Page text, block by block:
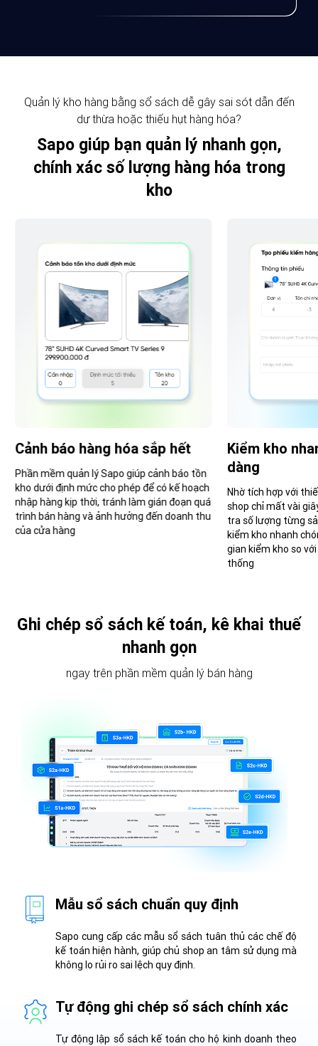
Quản lý kho hàng bằng sổ sách dễ gây sai sót dẫn đến
dư thừa hoặc thiếu hụt hàng hóa?
Sapo giúp bạn quản lý nhanh gọn,
chính xác số lượng hàng hóa trong
kho
Cảnh báo hàng hóa sắp hết
Phần mềm quản lý Sapo giúp cảnh báo tồn
kho dưới định mức cho phép để có kế hoạch
nhập hàng kịp thời, tránh làm gián đoạn quá
trình bán hàng và ảnh hưởng đến doanh thu
của cửa hàng
Kiểm kho
dàng
Nhờ tích hợp với
shop chỉ mất vài
tra số lượng từng
kiểm kho nhanh
gian kiểm kho so
thống
Ghi chép sổ sách kế toán, kê khai thuế
nhanh gọn
ngay trên phần mềm quản lý bán hàng
Mẫu sổ sách chuẩn quy định
Sapo cung cấp các mẫu sổ sách tuân thủ các chế độ
kế toán hiện hành, giúp chủ shop an tâm sử dụng mà
không lo rủi ro sai lệch quy định.
Tự động ghi chép sổ sách chính xác
Tự động lập sổ sách kế toán cho hộ kinh doanh theo